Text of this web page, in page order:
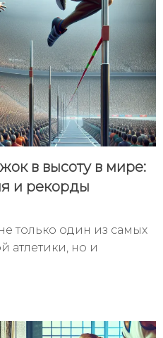
в высоту в мире:
и рекорды
только один из самых
атлетики, но и